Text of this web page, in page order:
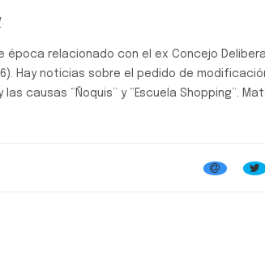
relacionado con el ex Concejo
Hay noticias sobre el pedido de
causas “Ñoquis” y “Escuela Shopping”.